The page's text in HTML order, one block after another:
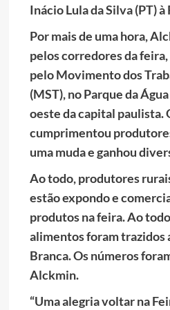
Inácio Lula da Silva (PT) à
Por mais de uma hora,
pelos corredores da
pelo Movimento dos
(MST), no Parque da
oeste da capital paulista.
cumprimentou
uma muda e ganhou
Ao todo, produtores
estão expondo e
produtos na feira. Ao
alimentos foram trazidos
Branca. Os números
Alckmin.
“Uma alegria voltar na